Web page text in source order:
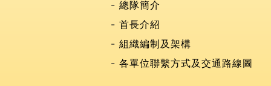
總隊簡介
首長介紹
組織編制及架構
各單位聯繫方式及交通路線圖